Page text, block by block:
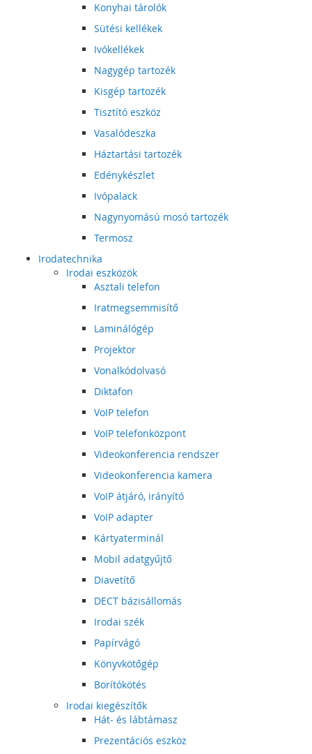
Konyhai tárolók
Sütési kellékek
Ivókellékek
Nagygép tartozék
Kisgép tartozék
Tisztító eszköz
Vasalódeszka
Háztartási tartozék
Edénykészlet
Ivópalack
Nagynyomású mosó tartozék
Termosz
Irodatechnika
Irodai eszközök
Asztali telefon
Iratmegsemmisítő
Laminálógép
Projektor
Vonalkódolvasó
Diktafon
VoIP telefon
VoIP telefonközpont
Videokonferencia rendszer
Videokonferencia kamera
VoIP átjáró, irányító
VoIP adapter
Kártyaterminál
Mobil adatgyűjtő
Diavetítő
DECT bázisállomás
Irodai szék
Papírvágó
Könyvkötőgép
Borítókötés
Irodai kiegészítők
Hát- és lábtámasz
Prezentációs eszköz